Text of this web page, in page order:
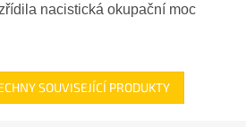
nacistická okupační moc
SOUVISEJÍCÍ PRODUKTY